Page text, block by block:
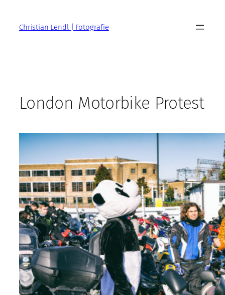
springenChristian Lendl | Fotografie
London Motorbike Protest